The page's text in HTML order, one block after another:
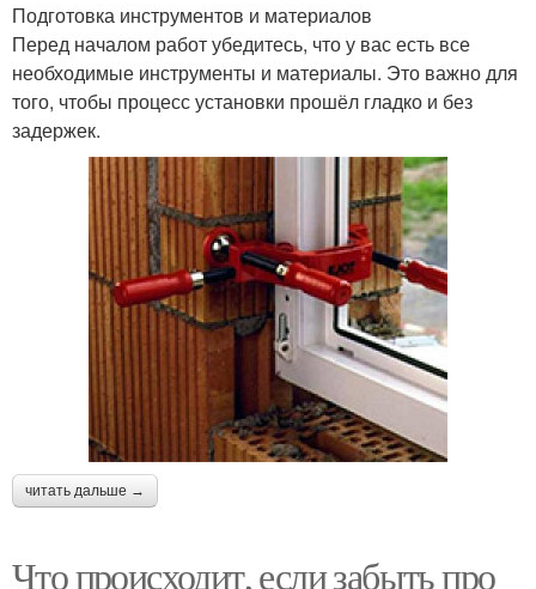
Подготовка инструментов и материалов
Перед началом работ убедитесь, что у вас есть все
необходимые инструменты и материалы. Это важно для
того, чтобы процесс установки прошёл гладко и без
задержек.
читать дальше →
Что происходит, если забыть про